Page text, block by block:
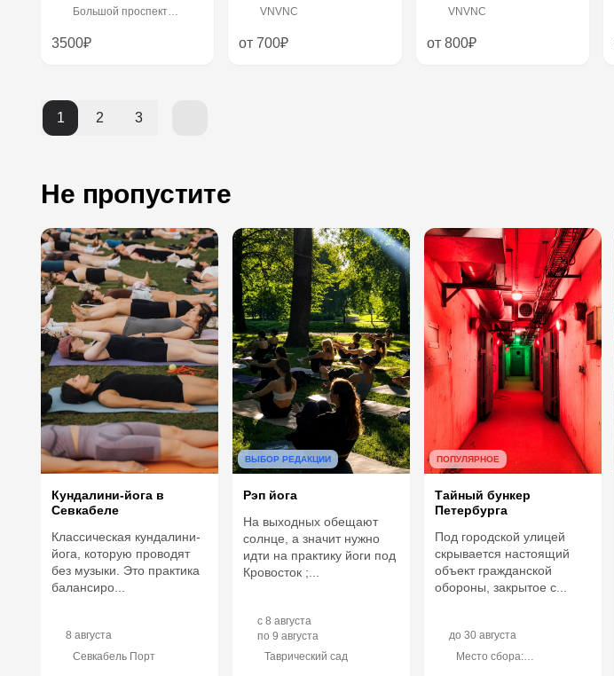
Большой проспект
84
3500₽
VNVNC
от 700₽
VNVNC
от 800₽
1 2 3
Не пропустите
Кундалини-йога в
Севкабеле
Классическая кундалини-
йога, которую проводят
без музыки. Это практика
балансиро...
8 августа
Севкабель Порт
ВЫБОР РЕДАКЦИИ
Рэп йога
На выходных обещают
солнце, а значит нужно
идти на практику йоги под
Кровосток ;...
c 8 августа
по 9 августа
Таврический сад
ПОПУЛЯРНОЕ
Тайный бункер
Петербурга
Под городской улицей
скрывается настоящий
объект гражданской
обороны, закрытое с...
до 30 августа
Место сбора: